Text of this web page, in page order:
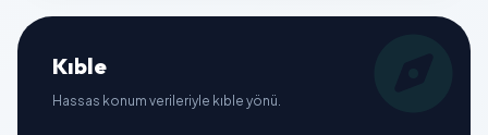
Kıble
Hassas konum verileriyle kıble yönü.